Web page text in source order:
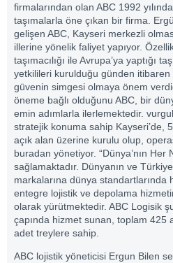
firmalarından olan ABC 1992
taşımalarla öne çıkan bir firma.
gelişen ABC, Kayseri merkezli
illerine yönelik faliyet yapıyor.
taşımacılığı ile Avrupa’ya yaptığı
yetkilileri kurulduğu günden
güvenin simgesi olmaya önem
öneme bağlı olduğunu ABC, bir
emin adımlarla ilerlemektedir.
stratejik konuma sahip Kayseri’de,
açık alan üzerine kurulu olup,
buradan yönetiyor. “Dünya’nın Her
sağlamaktadır. Dünyanın ve
markalarına dünya standartlarında
entegre lojistik ve depolama
olarak yürütmektedir. ABC Logisik
çapında hizmet sunan, toplam 425
adet treylere sahip.
ABC lojistik yöneticisi Ergun Bilen